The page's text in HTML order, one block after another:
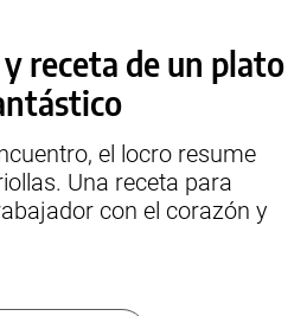
receta de un plato
el locro resume
Una receta para
con el corazón y